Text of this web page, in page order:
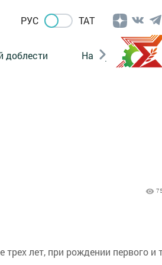
РУС ТАТ
доблести Нацпроекты
лет, при рождении первого и